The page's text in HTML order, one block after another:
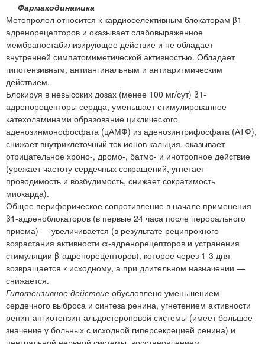
Фармакодинамика
Метопролол относится к кардиоселективным блокаторам β1-
адренорецепторов и оказывает слабовыраженное
мембраностабилизирующее действие и не обладает
внутренней симпатомиметической активностью. Обладает
гипотензивным, антиангинальным и антиаритмическим
действием.
Блокируя в невысоких дозах (менее 100 мг/сут) β1-
адренорецепторы сердца, уменьшает стимулированное
катехоламинами образование циклического
аденозинмонофосфата (цАМФ) из аденозинтрифосфата (АТФ),
снижает внутриклеточный ток ионов кальция, оказывает
отрицательное хроно-, дромо-, батмо- и инотропное действие
(урежает частоту сердечных сокращений, угнетает
проводимость и возбудимость, снижает сократимость
миокарда).
Общее периферическое сопротивление в начале применения
β1-адреноблокаторов (в первые 24 часа после перорального
приема) — увеличивается (в результате реципрокного
возрастания активности α-адренорецепторов и устранения
стимуляции β-адренорецепторов), которое через 1-3 дня
возвращается к исходному, а при длительном назначении —
снижается.
Гипотензивное действие обусловлено уменьшением
сердечного выброса и синтеза ренина, угнетением активности
ренин-ангиотензин-альдостероновой системы (имеет большое
значение у больных с исходной гиперсекрецией ренина) и